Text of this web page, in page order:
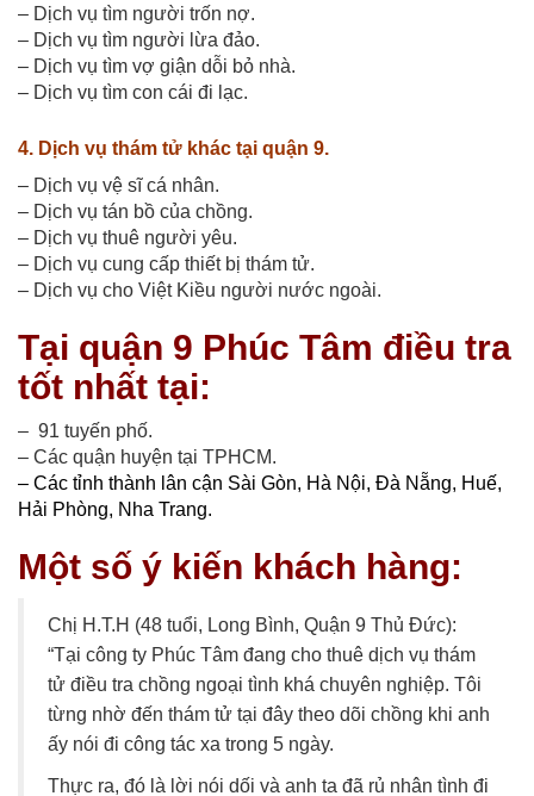
– Dịch vụ tìm người trốn nợ.
– Dịch vụ tìm người lừa đảo.
– Dịch vụ tìm vợ giận dỗi bỏ nhà.
– Dịch vụ tìm con cái đi lạc.
4. Dịch vụ thám tử khác tại quận 9.
– Dịch vụ vệ sĩ cá nhân.
– Dịch vụ tán bồ của chồng.
– Dịch vụ thuê người yêu.
– Dịch vụ cung cấp thiết bị thám tử.
– Dịch vụ cho Việt Kiều người nước ngoài.
Tại quận 9 Phúc Tâm điều tra
tốt nhất tại:
– 91 tuyến phố.
– Các quận huyện tại TPHCM.
– Các tỉnh thành lân cận Sài Gòn, Hà Nội, Đà Nẵng, Huế,
Hải Phòng, Nha Trang.
Một số ý kiến khách hàng:
Chị H.T.H (48 tuổi, Long Bình, Quận 9 Thủ Đức):
“Tại công ty Phúc Tâm đang cho thuê dịch vụ thám
tử điều tra chồng ngoại tình khá chuyên nghiệp. Tôi
từng nhờ đến thám tử tại đây theo dõi chồng khi anh
ấy nói đi công tác xa trong 5 ngày.
Thực ra, đó là lời nói dối và anh ta đã rủ nhân tình đi